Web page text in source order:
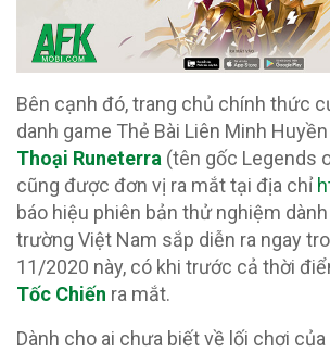
Bên cạnh đó, trang chủ chính thức
danh game Thẻ Bài Liên Minh
Thoại Runeterra (tên gốc Legends
cũng được đơn vị ra mắt tại địa chỉ
báo hiệu phiên bản thử nghiệm
trường Việt Nam sắp diễn ra ngay
11/2020 này, có khi trước cả thời
Tốc Chiến ra mắt.
Dành cho ai chưa biết về lối chơi